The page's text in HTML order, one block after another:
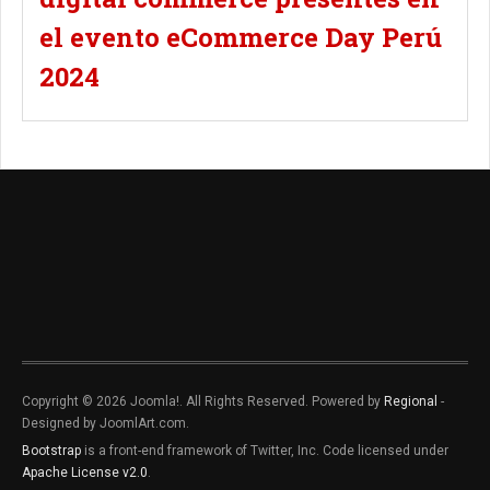
el evento eCommerce Day Perú
2024
Copyright © 2026 Joomla!. All Rights Reserved. Powered by Regional -
Designed by JoomlArt.com.
Bootstrap is a front-end framework of Twitter, Inc. Code licensed under
Apache License v2.0.